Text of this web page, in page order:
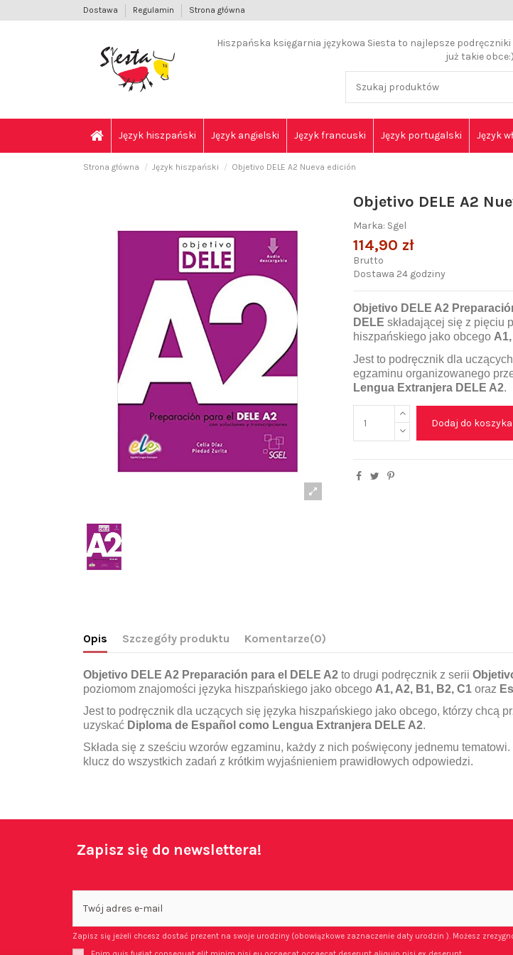
Dostawa Regulamin Strona główna
Hiszpańska księgarnia językowa Siesta to najlepsze
już takie obce:)
Język hiszpański Język angielski Język francuski Język portugalski Język
Strona główna Język hiszpański Objetivo DELE A2 Nueva edición
Objetivo DELE A2
Marka: Sgel
114,90 zł
Brutto
Dostawa 24 godziny
Objetivo DELE A2
DELE składającej się z pięciu
hiszpańskiego jako obcego
Jest to podręcznik dla
egzaminu organizowanego
Lengua Extranjera DELE A2.
Dodaj do koszyka
Opis Szczegóły produktu Komentarze(0)
Objetivo DELE A2 Preparación para el DELE A2 to drugi podręcznik z serii
poziomom znajomości języka hiszpańskiego jako obcego A1, A2, B1, B2, C1 oraz
Jest to podręcznik dla uczących się języka hiszpańskiego jako obcego, którzy chcą
uzyskać Diploma de Español como Lengua Extranjera DELE A2.
Składa się z sześciu wzorów egzaminu, każdy z nich poświęcony jednemu
klucz do wszystkich zadań z krótkim wyjaśnieniem prawidłowych odpowiedzi.
Zapisz się do newslettera!
Zapisz się jeżeli chcesz dostać prezent na swoje urodziny (obowiązkowe zaznaczenie daty urodzin ). Możesz